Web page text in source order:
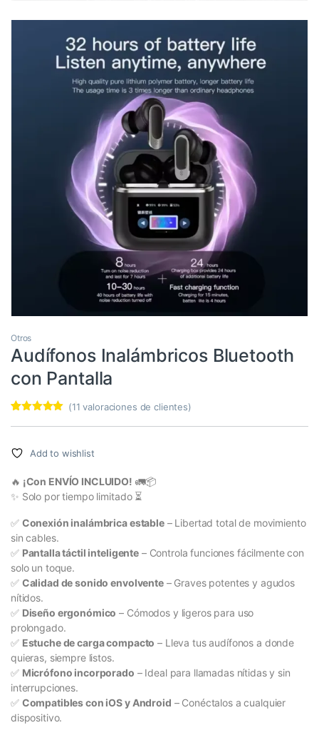
Otros
Audífonos Inalámbricos Bluetooth
con Pantalla
valoracione
s de
(11 valoraciones de clientes)
Add to wishlist
🔥 ¡Con ENVÍO INCLUIDO! 🚛📦
✨ Solo por tiempo limitado ⏳
✅ Conexión inalámbrica estable– Libertad total de movimiento
sin cables.
✅ Pantalla táctil inteligente– Controla funciones fácilmente con
solo un toque.
✅ Calidad de sonido envolvente– Graves potentes y agudos
nítidos.
✅ Diseño ergonómico – Cómodos y ligeros para uso
prolongado.
✅ Estuche de carga compacto – Lleva tus audífonos a donde
quieras, siempre listos.
✅ Micrófono incorporado – Ideal para llamadas nítidas y sin
interrupciones.
✅ Compatibles con iOS y Android – Conéctalos a cualquier
dispositivo.